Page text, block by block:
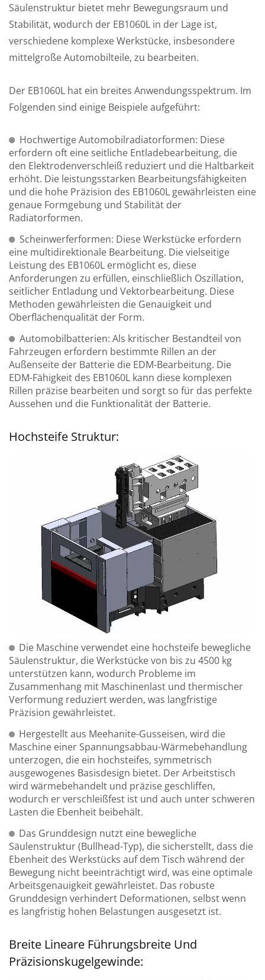
Säulenstruktur bietet mehr Bewegungsraum und
Stabilität, wodurch der EB1060L in der Lage ist,
verschiedene komplexe Werkstücke, insbesondere
mittelgroße Automobilteile, zu bearbeiten.
Der EB1060L hat ein breites Anwendungsspektrum. Im
Folgenden sind einige Beispiele aufgeführt:
Hochwertige Automobilradiatorformen: Diese
erfordern oft eine seitliche Entladebearbeitung, die
den Elektrodenverschleiß reduziert und die Haltbarkeit
erhöht. Die leistungsstarken Bearbeitungsfähigkeiten
und die hohe Präzision des EB1060L gewährleisten eine
genaue Formgebung und Stabilität der
Radiatorformen.
Scheinwerferformen: Diese Werkstücke erfordern
eine multidirektionale Bearbeitung. Die vielseitige
Leistung des EB1060L ermöglicht es, diese
Anforderungen zu erfüllen, einschließlich Oszillation,
seitlicher Entladung und Vektorbearbeitung. Diese
Methoden gewährleisten die Genauigkeit und
Oberflächenqualität der Form.
Automobilbatterien: Als kritischer Bestandteil von
Fahrzeugen erfordern bestimmte Rillen an der
Außenseite der Batterie die EDM-Bearbeitung. Die
EDM-Fähigkeit des EB1060L kann diese komplexen
Rillen präzise bearbeiten und sorgt so für das perfekte
Aussehen und die Funktionalität der Batterie.
Hochsteife Struktur:
Die Maschine verwendet eine hochsteife bewegliche
Säulenstruktur, die Werkstücke von bis zu 4500 kg
unterstützen kann, wodurch Probleme im
Zusammenhang mit Maschinenlast und thermischer
Verformung reduziert werden, was langfristige
Präzision gewährleistet.
Hergestellt aus Meehanite-Gusseisen, wird die
Maschine einer Spannungsabbau-Wärmebehandlung
unterzogen, die ein hochsteifes, symmetrisch
ausgewogenes Basisdesign bietet. Der Arbeitstisch
wird wärmebehandelt und präzise geschliffen,
wodurch er verschleißfest ist und auch unter schweren
Lasten die Ebenheit beibehält.
Das Grunddesign nutzt eine bewegliche
Säulenstruktur (Bullhead-Typ), die sicherstellt, dass die
Ebenheit des Werkstücks auf dem Tisch während der
Bewegung nicht beeinträchtigt wird, was eine optimale
Arbeitsgenauigkeit gewährleistet. Das robuste
Grunddesign verhindert Deformationen, selbst wenn
es langfristig hohen Belastungen ausgesetzt ist.
Breite Lineare Führungsbreite Und
Präzisionskugelgewinde: